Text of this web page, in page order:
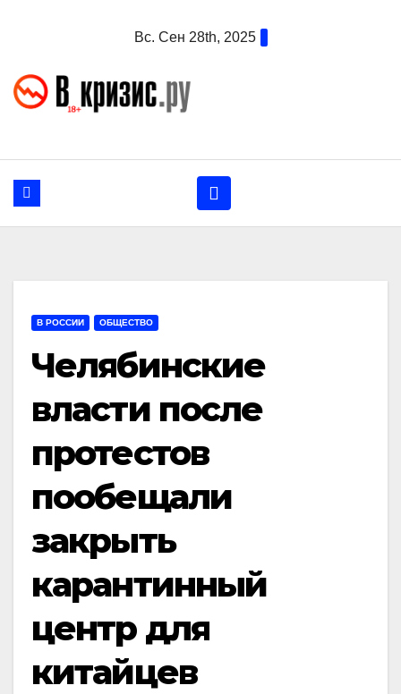
Вс. Сен 28th, 2025
В РОССИИ ОБЩЕСТВО
Челябинские
власти после
протестов
пообещали
закрыть
карантинный
центр для
китайцев